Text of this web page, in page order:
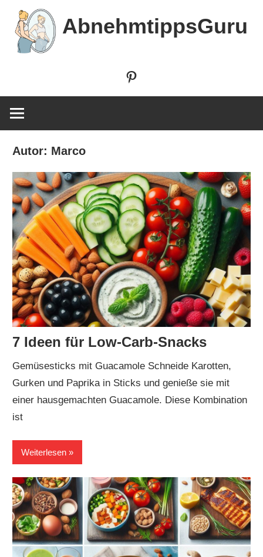
Inhalt
springen
AbnehmtippsGuru
Pinterest
Autor: Marco
7 Ideen für Low-Carb-Snacks
Gemüsesticks mit Guacamole Schneide Karotten,
Gurken und Paprika in Sticks und genieße sie mit
einer hausgemachten Guacamole. Diese Kombination
ist
Weiterlesen